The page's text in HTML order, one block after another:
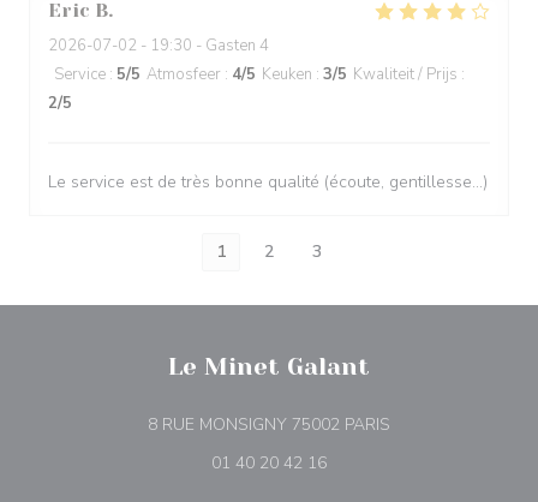
Eric B
2026-07-02 - 19:30 - Gasten 4
Service : 5/5 Atmosfeer : 4/5 Keuken : 3/5 Kwaliteit / Prijs :
2/5
Le service est de très bonne qualité (écoute, gentillesse…)
1 2 3
Le Minet Galant
8 RUE MONSIGNY 75002 PARIS
01 40 20 42 16